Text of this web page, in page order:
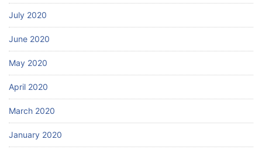
July 2020
June 2020
May 2020
April 2020
March 2020
January 2020